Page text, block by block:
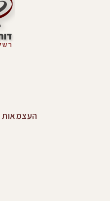
העצמאות 85 אשדוד מרכז פרימק